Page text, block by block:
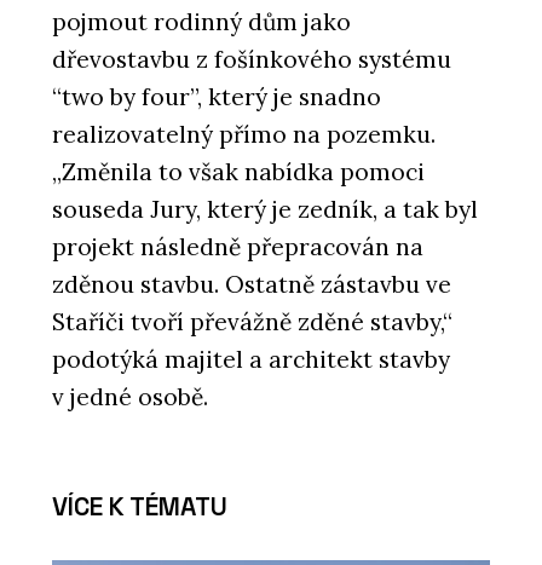
pojmout rodinný dům jako
dřevostavbu z fošínkového systému
“two by four”, který je snadno
realizovatelný přímo na pozemku.
„Změnila to však nabídka pomoci
souseda Jury, který je zedník, a tak byl
projekt následně přepracován na
zděnou stavbu. Ostatně zástavbu ve
Staříči tvoří převážně zděné stavby,“
podotýká majitel a architekt stavby
v jedné osobě.
VÍCE K TÉMATU